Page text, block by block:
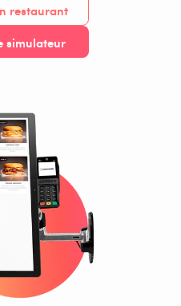
restaurant
simulateur